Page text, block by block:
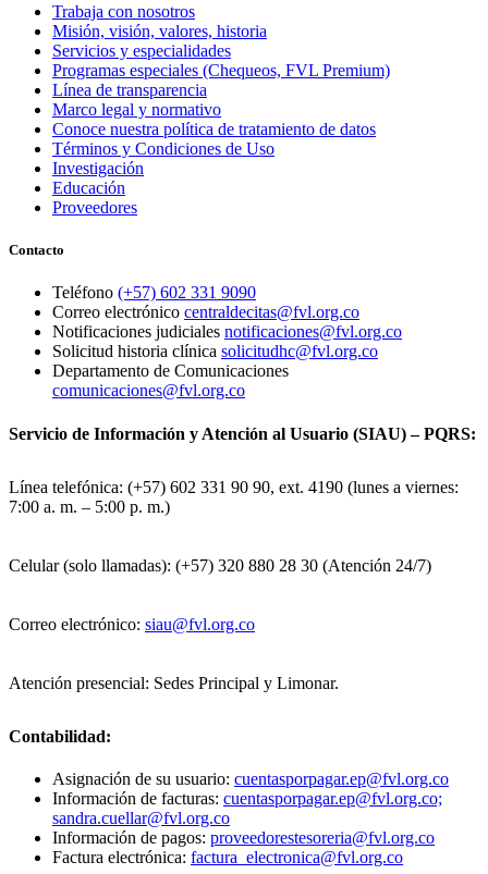
Trabaja con nosotros
Misión, visión, valores, historia
Servicios y especialidades
Programas especiales (Chequeos, FVL Premium)
Línea de transparencia
Marco legal y normativo
Conoce nuestra política de tratamiento de datos
Términos y Condiciones de Uso
Investigación
Educación
Proveedores
Contacto
Teléfono (+57) 602 331 9090
Correo electrónico centraldecitas@fvl.org.co
Notificaciones judiciales notificaciones@fvl.org.co
Solicitud historia clínica solicitudhc@fvl.org.co
Departamento de Comunicaciones
comunicaciones@fvl.org.co
Servicio de Información y Atención al Usuario (SIAU) – PQRS:
Línea telefónica: (+57) 602 331 90 90, ext. 4190 (lunes a viernes:
7:00 a. m. – 5:00 p. m.)
Celular (solo llamadas): (+57) 320 880 28 30 (Atención 24/7)
Correo electrónico: siau@fvl.org.co
Atención presencial: Sedes Principal y Limonar.
Contabilidad:
Asignación de su usuario: cuentasporpagar.ep@fvl.org.co
Información de facturas: cuentasporpagar.ep@fvl.org.co;
sandra.cuellar@fvl.org.co
Información de pagos: proveedorestesoreria@fvl.org.co
Factura electrónica: factura_electronica@fvl.org.co